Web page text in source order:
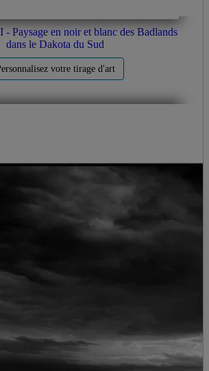
- Paysage en noir et blanc des Badlands
dans le Dakota du Sud
votre tirage d'art